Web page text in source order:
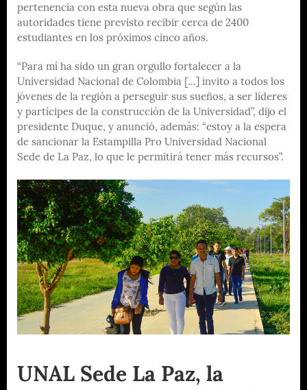
pertenencia con esta nueva obra que según las
autoridades tiene previsto recibir cerca de 2400
estudiantes en los próximos cinco años.
“Para mí ha sido un gran orgullo fortalecer a la
Universidad Nacional de Colombia […] invito a todos los
jóvenes de la región a perseguir sus sueños, a ser líderes
y partícipes de la construcción de la Universidad”, dijo el
presidente Duque, y anunció, además: “estoy a la espera
de sancionar la Estampilla Pro Universidad Nacional
Sede de La Paz, lo que le permitirá tener más recursos”.
UNAL Sede La Paz, la